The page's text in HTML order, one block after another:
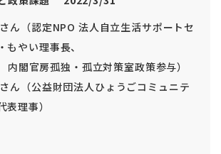
ん（認定NPO 法人自立生活サポートセ
・もやい理事長、
房孤独・孤立対策室政策参与）
ん（公益財団法人ひょうごコミュニテ
表理事）